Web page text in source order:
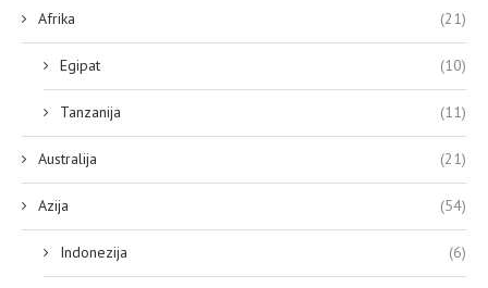
Afrika (21)
Egipat (10)
Tanzanija (11)
Australija (21)
Azija (54)
Indonezija (6)